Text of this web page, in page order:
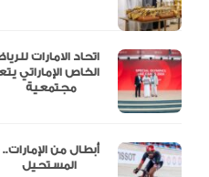
اتحاد الامارات
الخاص الإماراتي
أبطال من